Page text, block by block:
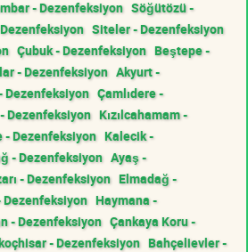
- Dezenfeksiyon Söğütözü -
Siteler - Dezenfeksiyon
Çubuk - Dezenfeksiyon Beştepe -
- Dezenfeksiyon Akyurt -
Dezenfeksiyon Çamlıdere -
Dezenfeksiyon Kızılcahamam -
- Dezenfeksiyon Kalecik -
- Dezenfeksiyon Ayaş -
- Dezenfeksiyon Elmadağ -
Dezenfeksiyon Haymana -
- Dezenfeksiyon Çankaya Koru -
- Dezenfeksiyon Bahçelievler -